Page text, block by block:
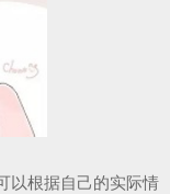
以根据自己的实际情